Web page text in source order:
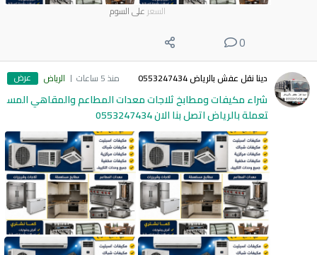
السعر على السوم
0
دينا نقل عفش بالرياض 0553247434 منذ 5 ساعات الرياض عرض
شراء مكيفات ومطابخ ثلاجات معدات المطاعم والمقاهي المس
تعملة بالرياض اتصل بنا الان 0553247434